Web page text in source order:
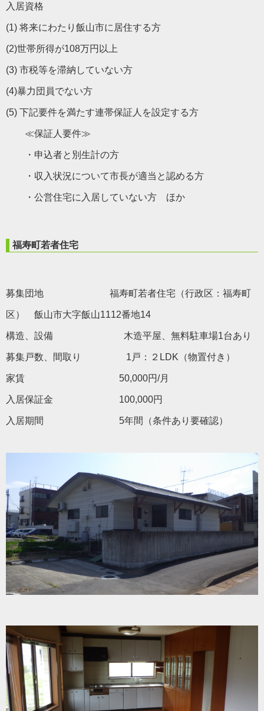
入居資格
(1) 将来にわたり飯山市に居住する方
(2)世帯所得が108万円以上
(3) 市税等を滞納していない方
(4)暴力団員でない方
(5) 下記要件を満たす連帯保証人を設定する方
≪保証人要件≫
・申込者と別生計の方
・収入状況について市長が適当と認める方
・公営住宅に入居していない方 ほか
福寿町若者住宅
募集団地 福寿町若者住宅（行政区：福寿町
区） 飯山市大字飯山1112番地14
構造、設備 木造平屋、無料駐車場1台あり
募集戸数、間取り 1戸：２LDK（物置付き）
家賃 50,000円/月
入居保証金 100,000円
入居期間 5年間（条件あり要確認）